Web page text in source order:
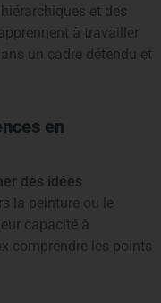
et des
à travailler
un cadre détendu et
en
des idées
la peinture ou le
capacité à
comprendre les points